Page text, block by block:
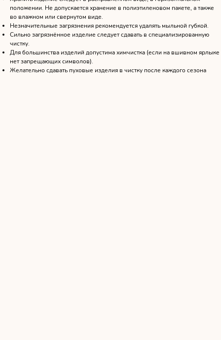
положении. Не допускается хранение в полиэтиленовом пакете, а также
во влажном или свернутом виде.
Незначительные загрязнения рекомендуется удалять мыльной губкой.
Сильно загрязнённое изделие следует сдавать в специализированную
чистку.
Для большинства изделий допустима химчистка (если на вшивном ярлыке
нет запрещающих символов).
Желательно сдавать пуховые изделия в чистку после каждого сезона